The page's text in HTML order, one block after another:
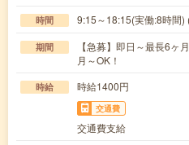
時間 9:15～18:15(実働:8時
期間
【急募】即日～最長6
月～OK！
時給 時給1400円
交通費
交通費支給